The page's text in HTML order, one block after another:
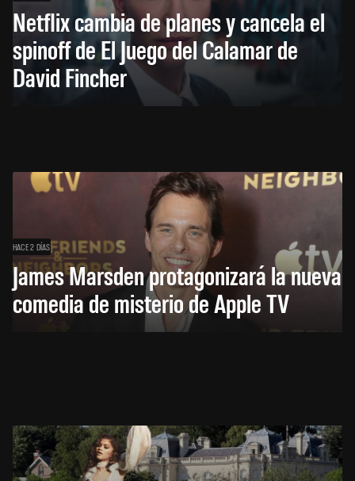
Netflix cambia de planes y cancela el
spinoff de El Juego del Calamar de
David Fincher
HACE 2 DÍAS
James Marsden protagonizará la nueva
comedia de misterio de Apple TV